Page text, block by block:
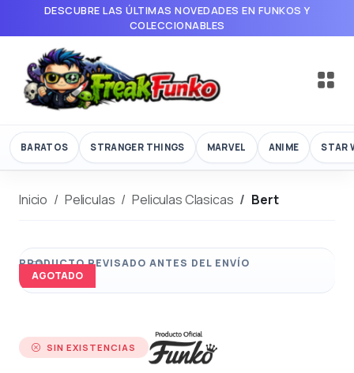
DESCUBRE LAS ÚLTIMAS NOVEDADES EN FUNKOS Y
COLECCIONABLES
BARATOS STRANGER THINGS MARVEL ANIME STAR
Inicio Peliculas Peliculas Clasicas Bert
AGOTADO
SIN EXISTENCIAS